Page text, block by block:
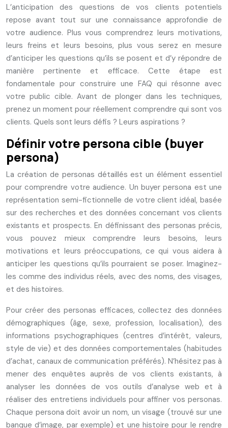
L’anticipation des questions de vos clients potentiels
repose avant tout sur une connaissance approfondie de
votre audience. Plus vous comprendrez leurs motivations,
leurs freins et leurs besoins, plus vous serez en mesure
d’anticiper les questions qu’ils se posent et d’y répondre de
manière pertinente et efficace. Cette étape est
fondamentale pour construire une FAQ qui résonne avec
votre public cible. Avant de plonger dans les techniques,
prenez un moment pour réellement comprendre qui sont vos
clients. Quels sont leurs défis ? Leurs aspirations ?
Définir votre persona cible (buyer
persona)
La création de personas détaillés est un élément essentiel
pour comprendre votre audience. Un buyer persona est une
représentation semi-fictionnelle de votre client idéal, basée
sur des recherches et des données concernant vos clients
existants et prospects. En définissant des personas précis,
vous pouvez mieux comprendre leurs besoins, leurs
motivations et leurs préoccupations, ce qui vous aidera à
anticiper les questions qu’ils pourraient se poser. Imaginez-
les comme des individus réels, avec des noms, des visages,
et des histoires.
Pour créer des personas efficaces, collectez des données
démographiques (âge, sexe, profession, localisation), des
informations psychographiques (centres d’intérêt, valeurs,
style de vie) et des données comportementales (habitudes
d’achat, canaux de communication préférés). N’hésitez pas à
mener des enquêtes auprès de vos clients existants, à
analyser les données de vos outils d’analyse web et à
réaliser des entretiens individuels pour affiner vos personas.
Chaque persona doit avoir un nom, un visage (trouvé sur une
banque d’image, par exemple) et une histoire pour le rendre